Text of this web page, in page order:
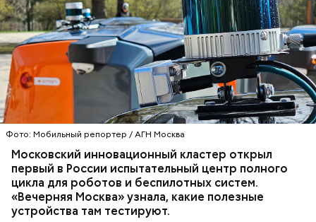
Фото: Мобильный репортер / АГН Москва
Московский инновационный кластер открыл
первый в России испытательный центр полного
цикла для роботов и беспилотных систем.
«Вечерняя Москва» узнала, какие полезные
устройства там тестируют.
— Задачей центра будет проведение комплексных
испытаний роботизированных решений перед их
массовым внедрением в городскую среду. Центр
позволит разработчикам на практике выявить
недочеты и отладить системы, а городу — понять,
какие именно решения будут наиболее
эффективно работать в реальной жизни, —
рассказал Алексей Парабучев, генеральный
директор Московского инновационного кластера.
ИЗОБРЕТЕНИЯ ТЕХНОЛОГИИ
МОСКВА
РОБОТЫ
ИННОВАЦИИ